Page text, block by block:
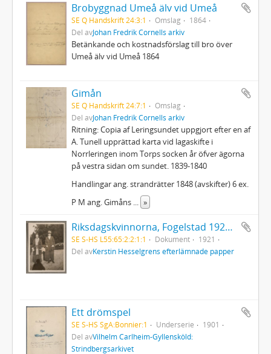
Brobyggnad Umeå älv vid Umeå
SE Q Handskrift 24:3:1 Omslag
1864
Del avJohan Fredrik Cornells arkiv
Betänkande och kostnadsförslag till bro över
Umeå älv vid Umeå 1864
Gimån
SE Q Handskrift 24:7:1
Omslag
Del avJohan Fredrik Cornells arkiv
Ritning: Copia af Leringsundet uppgjort efter en af
A. Tunell upprättad karta vid lagaskifte i
Norrleringen inom Torps socken år öfver ägorna
på vestra sidan om sundet. 1839-1840
Handlingar ang. strandrätter 1848 (avskifter) 6 ex.
P M ang. Gimåns
»
Riksdagskvinnorna, Fogelstad 1921: Kerstin Hesselgren och Elisabeth Tamm
SE S-HS L55:65:2:2:1:1 Dokument
1921
Del avKerstin Hesselgrens efterlämnade papper
Ett drömspel
SE S-HS SgA:Bonnier:1 Underserie
1901
Del avVilhelm Carlheim-Gyllensköld:
Strindbergsarkivet